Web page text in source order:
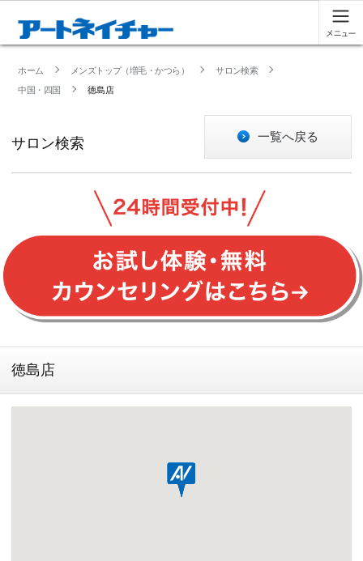
ホーム メンズトップ（増毛・かつら）
サロン検索
中国・四国
徳島店
サロン検索 一覧へ戻る
徳島店